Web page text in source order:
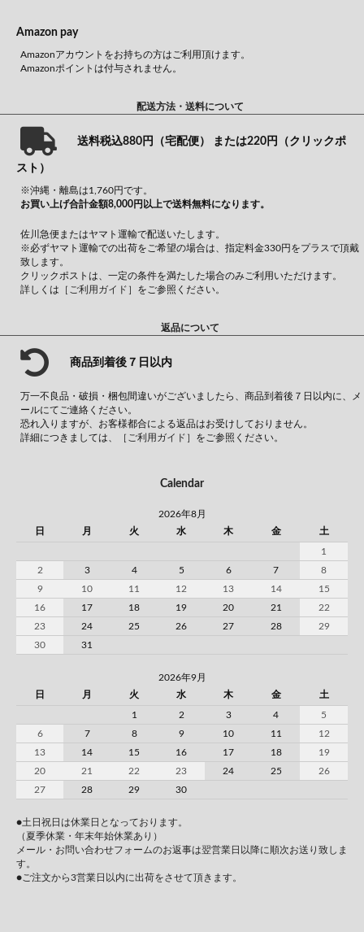
Amazon pay
Amazonアカウントをお持ちの方はご利用頂けます。
Amazonポイントは付与されません。
配送方法・送料について
送料税込880円（宅配便） または220円（クリックポ
スト）
※沖縄・離島は1,760円です。
お買い上げ合計金額8,000円以上で送料無料になります。
佐川急便またはヤマト運輸で配送いたします。
※必ずヤマト運輸での出荷をご希望の場合は、指定料金330円をプラスで頂戴
致します。
クリックポストは、一定の条件を満たした場合のみご利用いただけます。
詳しくは ［ご利用ガイド］ をご参照ください。
返品について
商品到着後７日以内
万一不良品・破損・梱包間違いがございましたら、商品到着後７日以内に、メ
ールにてご連絡ください。
恐れ入りますが、お客様都合による返品はお受けしておりません。
詳細につきましては、
［ご利用ガイド］ をご参照ください。
Calendar
2026年8月
日
月 火 水 木 金 土
1
2
3 4 5 6 7
8
9
10 11 12 13 14
15
16
17 18 19 20 21
22
23
24 25 26 27 28
29
30
31
2026年9月
日
月 火 水 木 金 土
1 2 3 4
5
6
7 8 9 10 11
12
13
14 15 16 17 18
19
20
21 22 23 24 25
26
27
28 29 30
●土日祝日は休業日となっております。
（夏季休業・年末年始休業あり）
メール・お問い合わせフォームのお返事は翌営業日以降に順次お送り致しま
す。
●ご注文から3営業日以内に出荷をさせて頂きます。